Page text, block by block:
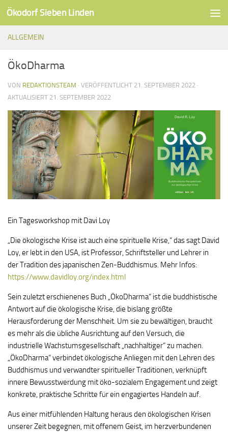
Unter dem Inhalt
Ökodorf Sieben Linden
ALLGEMEIN
ÖkoDharma
VON REDAKTIONSTEAM · VERÖFFENTLICHT 21. SEPTEMBER 2022 ·
AKTUALISIERT 21. SEPTEMBER 2022
Ein Tagesworkshop mit Davi Loy
„Die ökologische Krise ist auch eine spirituelle Krise,“ das sagt David
Loy, er lebt in den USA, ist Professor, Schriftsteller und Lehrer in
der Tradition des japanischen Zen-Buddhismus. Mehr Infos:
https://www.davidloy.org/index.html
Sein zuletzt erschienenes Buch „ÖkoDharma“ ist die buddhistische
Antwort auf die ökologische Krise, die bislang größte
Herausforderung der Menschheit. Um sie zu bewältigen, braucht
es mehr als die übliche Ausrichtung auf den Versuch, die
industrielle Wachstumsgesellschaft „nachhaltiger“ zu machen.
„ÖkoDharma“ verbindet ökologische Anliegen mit den Lehren des
Buddhismus und verwandter spiritueller Traditionen, verknüpft
innere Bewusstwerdung mit öko-sozialem Engagement und zeigt
konkrete, praktische Schritte für ein engagiertes Handeln auf.
Aus einer mitfühlenden Haltung heraus den ökologischen Krisen
unserer Zeit begegnen, mit offenem Geist, im herzverbundenen